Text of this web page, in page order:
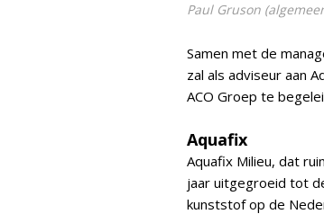
Paul Gruson
Samen met de
zal als adviseur aan
ACO Groep te
Aquafix
Aquafix Milieu, dat
jaar uitgegroeid tot
kunststof op de